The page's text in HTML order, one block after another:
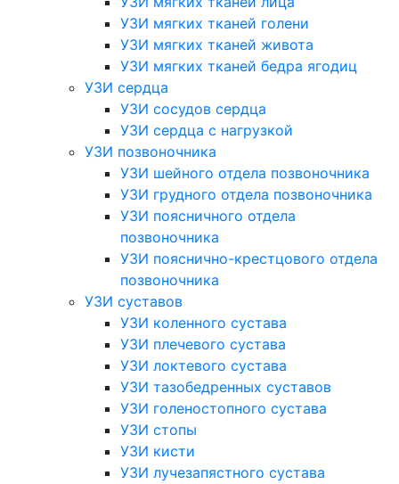
УЗИ мягких тканей голени
УЗИ мягких тканей живота
УЗИ мягких тканей бедра ягодиц
УЗИ сердца
УЗИ сосудов сердца
УЗИ сердца с нагрузкой
УЗИ позвоночника
УЗИ шейного отдела позвоночника
УЗИ грудного отдела позвоночника
УЗИ поясничного отдела
позвоночника
УЗИ пояснично-крестцового отдела
позвоночника
УЗИ суставов
УЗИ коленного сустава
УЗИ плечевого сустава
УЗИ локтевого сустава
УЗИ тазобедренных суставов
УЗИ голеностопного сустава
УЗИ стопы
УЗИ кисти
УЗИ лучезапястного сустава